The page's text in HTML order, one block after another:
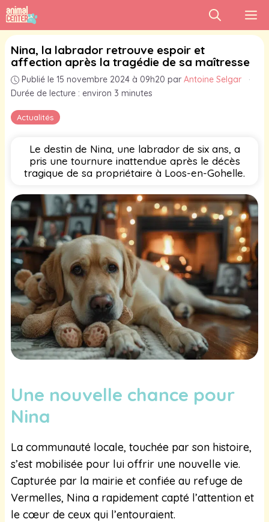
Aller
au
contenu
Actualités
Nina, la labrador retrouve espoir et
affection après la tragédie de sa maîtresse
Publié le 15 novembre 2024 à 09h20 par Antoine Selgar
·
Durée de lecture : environ 3 minutes
Le destin de Nina, une labrador de six ans, a
pris une tournure inattendue après le décès
tragique de sa propriétaire à Loos-en-Gohelle.
Une nouvelle chance pour
Nina
La communauté locale, touchée par son histoire,
s’est mobilisée pour lui offrir une nouvelle vie.
Capturée par la mairie et confiée au refuge de
Vermelles, Nina a rapidement capté l’attention et
le cœur de ceux qui l’entouraient.